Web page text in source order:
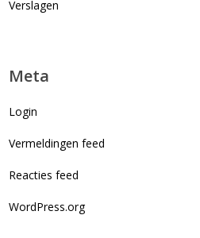
Verslagen
Meta
Login
Vermeldingen feed
Reacties feed
WordPress.org